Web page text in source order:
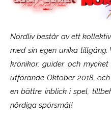
Nördliv består av ett
med sin egen unika tillgång.
krönikor, guider och
utförande Oktober 2018,
en bättre inblick i spel,
nördiga spörsmål!